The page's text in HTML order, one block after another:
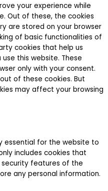
your experience while
Out of these, the cookies
are stored on your browser
of basic functionalities of
cookies that help us
this website. These
only with your consent.
of these cookies. But
may affect your browsing
essential for the website to
includes cookies that
features of the
any personal information.